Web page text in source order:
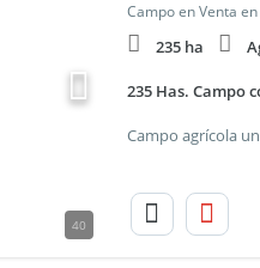
40
Campo en Venta
235 ha
235 Has. Campo